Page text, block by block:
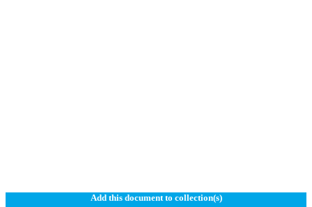
Add this document to collection(s)